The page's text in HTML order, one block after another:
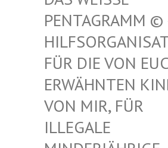
AGRAMM © –
DIE VON EUCH
HNTEN KINDER
MIR, FÜR ILLE
GALE MIND